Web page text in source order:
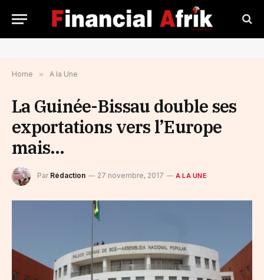
Home » A la Une
La Guinée-Bissau double ses
exportations vers l’Europe
mais…
Par Rédaction 27 novembre, 2017 A LA UNE